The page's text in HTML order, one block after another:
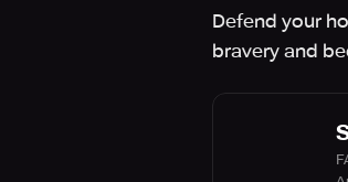
Defend your
bravery and